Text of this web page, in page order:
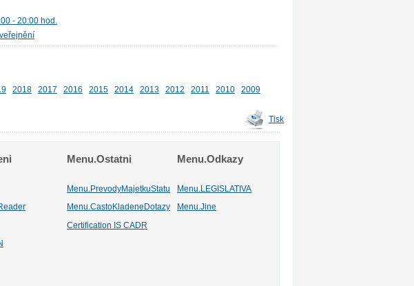
- 20:00 hod.
2018 2017 2016 2015 2014 2013 2012 2011 2010
2009
Tisk
Menu.Ostatni Menu.Odkazy
Menu.PrevodyMajetkuStatu
Menu.LEGISLATIVA
Menu.CastoKladeneDotazy Menu.Jine
Certification IS CADR